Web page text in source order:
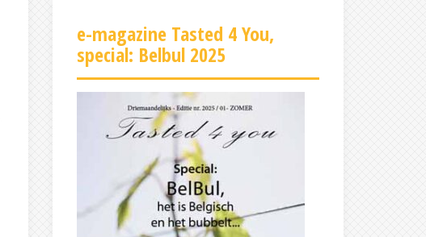
e-magazine Tasted 4 You,
special: Belbul 2025